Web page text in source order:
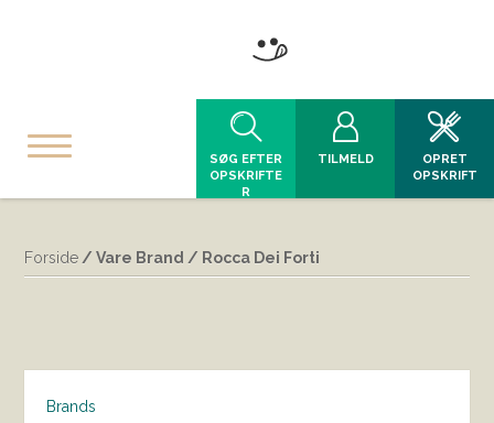
SØG EFTER
OPSKRIFTE
R
TILMELD
OPRET
OPSKRIFT
Forside / Vare Brand / Rocca Dei Forti
Brands